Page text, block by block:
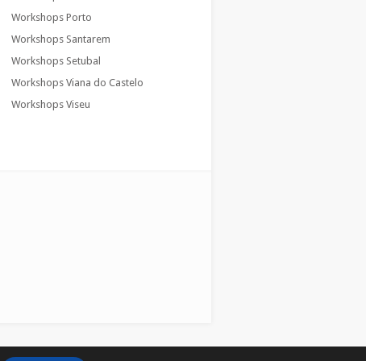
Workshops Porto
Workshops Santarem
Workshops Setubal
Workshops Viana do Castelo
Workshops Viseu